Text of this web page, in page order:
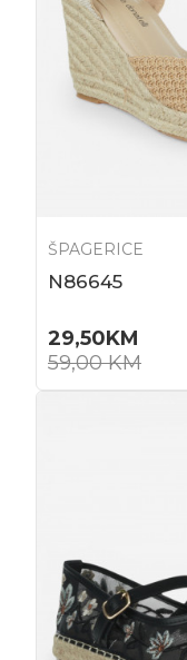
ŠPAGERICE
N86645
29,50KM
59,00KM